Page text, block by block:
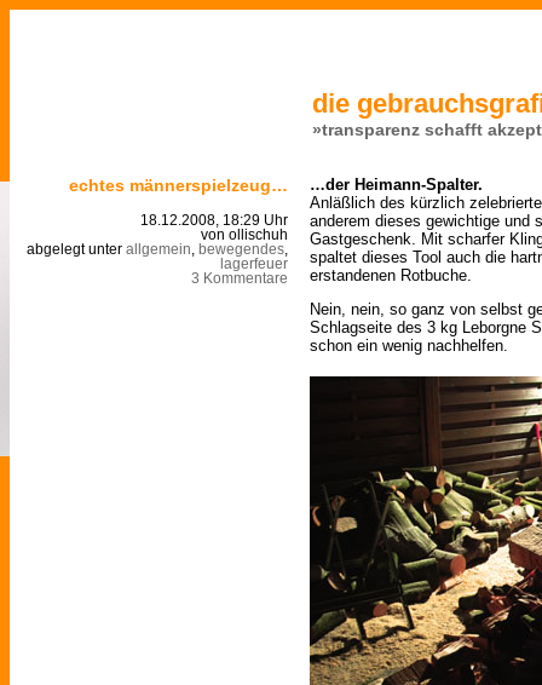
die
»transparenz schafft
echtes männerspielzeug…
18.12.2008, 18:29 Uhr
von ollischuh
abgelegt unter allgemein bewegendes
lagerfeuer
3 Kommentare
…der Heimann-Spalter.
Anläßlich des kürzlich
anderem dieses gewichtige und
Gastgeschenk. Mit scharfer
spaltet dieses Tool auch die
erstandenen Rotbuche.
Nein, nein, so ganz von selbst
Schlagseite des 3 kg Leborgne
schon ein wenig nachhelfen.